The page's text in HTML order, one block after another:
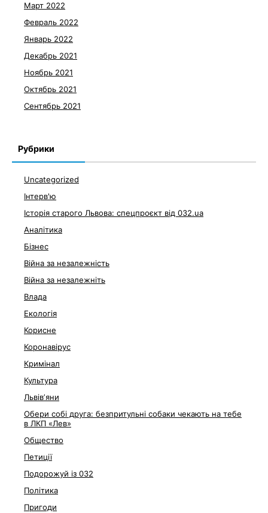
Март 2022
Февраль 2022
Январь 2022
Декабрь 2021
Ноябрь 2021
Октябрь 2021
Сентябрь 2021
Рубрики
Uncategorized
Інтерв'ю
Історія старого Львова: спецпроєкт від 032.ua
Аналітика
Бізнес
Війна за незалежність
Війна за незалежніть
Влада
Екологія
Корисне
Коронавірус
Кримінал
Культура
Львівʼяни
Обери собі друга: безпритульні собаки чекають на тебе
в ЛКП «Лев»
Общество
Петиції
Подорожуй із 032
Політика
Пригоди